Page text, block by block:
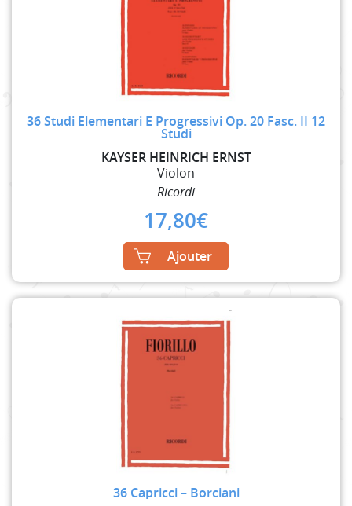
36 Studi Elementari E Progressivi Op. 20 Fasc. II 12
Studi
KAYSER HEINRICH ERNST
Violon
Ricordi
17,80€
Ajouter
36 Capricci – Borciani